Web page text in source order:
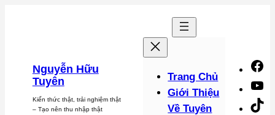
Nguyễn Hữu
Tuyên
Kiến thức thật, trải nghiệm thật
– Tạo nên thu nhập thật
Trang Chủ
Giới Thiệu
Về Tuyên